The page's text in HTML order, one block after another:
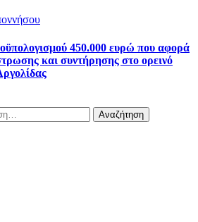
450.000 ευρώ που αφορά
και συντήρησης στο ορεινό